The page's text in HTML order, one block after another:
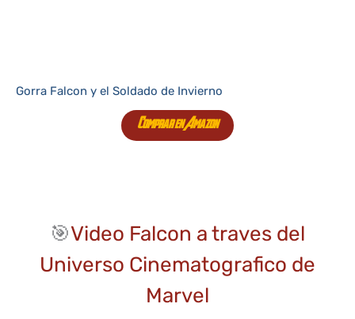
Gorra Falcon y el Soldado de Invierno
Comprar en Amazon
🎯Video Falcon a traves del
Universo Cinematografico de
Marvel